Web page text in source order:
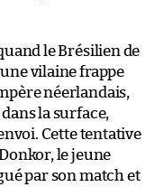
le Brésilien de
vilaine frappe
néerlandais,
la surface,
Cette tentative
le jeune
par son match et